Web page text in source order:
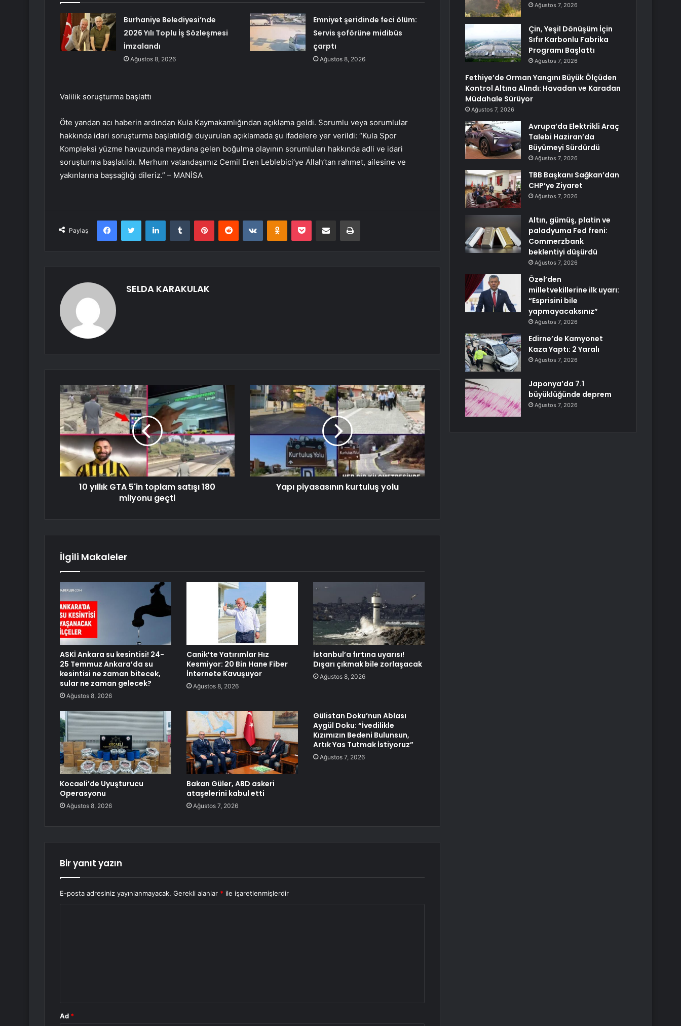
Burhaniye Belediyesi’nde
2026 Yılı Toplu İş Sözleşmesi
İmzalandı
Ağustos 8, 2026
Emniyet şeridinde feci ölüm:
Servis şoförüne midibüs
çarptı
Ağustos 8, 2026
Valilik soruşturma başlattı
Öte yandan acı haberin ardından Kula Kaymakamlığından açıklama geldi. Sorumlu veya sorumlular
hakkında idari soruşturma başlatıldığı duyurulan açıklamada şu ifadelere yer verildi: “Kula Spor
Kompleksi yüzme havuzunda meydana gelen boğulma olayının sorumluları hakkında adli ve idari
soruşturma başlatıldı. Merhum vatandaşımız Cemil Eren Leblebici’ye Allah’tan rahmet, ailesine ve
yakınlarına başsağlığı dileriz.” – MANİSA
Paylaş
FacebookTwitter LinkedInTumblr PinterestReddit VKontakteOdnoklassniki
Pocket E-Posta ile paylaş Yazdır
SELDA KARAKULAK
10 yıllık GTA 5'in toplam satışı 180
milyonu geçti
Yapı piyasasının kurtuluş yolu
İlgili Makaleler
ASKİ Ankara su kesintisi! 24-
25 Temmuz Ankara’da su
kesintisi ne zaman bitecek,
sular ne zaman gelecek?
Ağustos 8, 2026
Canik’te Yatırımlar Hız
Kesmiyor: 20 Bin Hane Fiber
İnternete Kavuşuyor
Ağustos 8, 2026
İstanbul’a fırtına uyarısı!
Dışarı çıkmak bile zorlaşacak
Ağustos 8, 2026
Kocaeli’de Uyuşturucu
Operasyonu
Ağustos 8, 2026
Bakan Güler, ABD askeri
ataşelerini kabul etti
Ağustos 7, 2026
Gülistan Doku’nun Ablası
Aygül Doku: “İvedilikle
Kızımızın Bedeni Bulunsun,
Artık Yas Tutmak İstiyoruz”
Ağustos 7, 2026
Bir yanıt yazın
E-posta adresiniz yayınlanmayacak. Gerekli alanlar * ile işaretlenmişlerdir
Ad *
Ağustos 7, 2026
Çin, Yeşil Dönüşüm İçin
Sıfır Karbonlu Fabrika
Programı Başlattı
Ağustos 7, 2026
Fethiye’de Orman Yangını Büyük Ölçüden
Kontrol Altına Alındı: Havadan ve Karadan
Müdahale Sürüyor
Ağustos 7, 2026
Avrupa’da Elektrikli Araç
Talebi Haziran’da
Büyümeyi Sürdürdü
Ağustos 7, 2026
TBB Başkanı Sağkan’dan
CHP’ye Ziyaret
Ağustos 7, 2026
Altın, gümüş, platin ve
paladyuma Fed freni:
Commerzbank
beklentiyi düşürdü
Ağustos 7, 2026
Özel’den
milletvekillerine ilk uyarı:
“Esprisini bile
yapmayacaksınız”
Ağustos 7, 2026
Edirne’de Kamyonet
Kaza Yaptı: 2 Yaralı
Ağustos 7, 2026
Japonya’da 7.1
büyüklüğünde deprem
Ağustos 7, 2026